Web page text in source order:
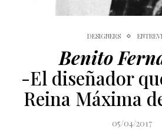
DESIGNERS
Benito
-El diseñador
Reina Máxima
05/04/2017